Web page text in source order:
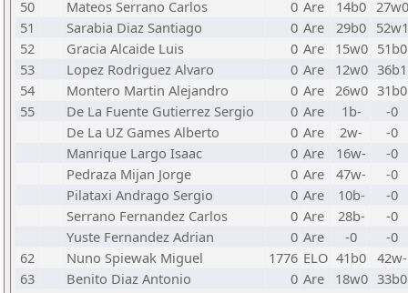
50
Mateos Serrano Carlos 0 Are 14b0 27w0
51
Sarabia Diaz Santiago 0 Are 29b0 52w1
52
Gracia Alcaide Luis 0 Are 15w0 51b0
53
Lopez Rodriguez Alvaro 0 Are 12w0 36b1
54
Montero Martin Alejandro 0 Are 26w0 31b0
55
De La Fuente Gutierrez Sergio 0 Are 1b-
-0
De La UZ Games Alberto
0 Are 2w-
-0
Manrique Largo Isaac
0 Are 16w-
-0
Pedraza Mijan Jorge
0 Are 47w-
-0
Pilataxi Andrago Sergio
0 Are 10b-
-0
Serrano Fernandez Carlos
0 Are 28b-
-0
Yuste Fernandez Adrian
0 Are -0
-0
62
Nuno Spiewak Miguel 1776 ELO 41b0 42w-
63
Benito Diaz Antonio 0 Are 18w0 33b0